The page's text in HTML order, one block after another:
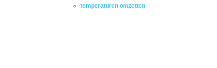
temperaturen omzetten